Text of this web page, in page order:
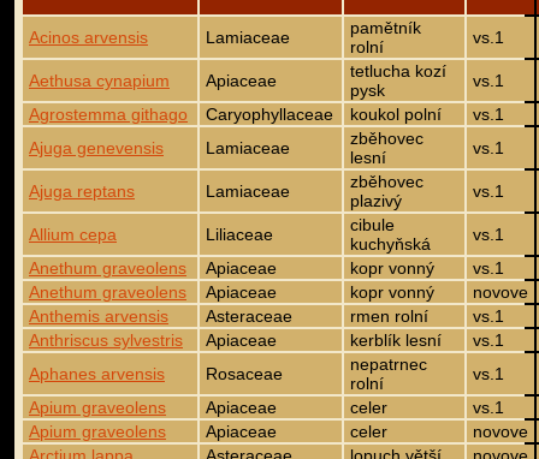
Acinos arvensis Lamiaceae
pamětník
rolní
vs.1
Aethusa cynapium Apiaceae
tetlucha kozí
pysk
vs.1
Agrostemma githago
Caryophyllaceae koukol polní
vs.1
Ajuga genevensis
Lamiaceae
zběhovec
lesní
vs.1
Ajuga reptans Lamiaceae
zběhovec
plazivý
vs.1
Allium cepa Liliaceae
cibule
kuchyňská
vs.1
Anethum graveolens
Apiaceae kopr vonný
vs.1
Anethum graveolens
Apiaceae kopr vonný
novove
Anthemis arvensis
Asteraceae rmen rolní
vs.1
Anthriscus sylvestris
Apiaceae kerblík lesní
vs.1
Aphanes arvensis
Rosaceae
nepatrnec
rolní
vs.1
Apium graveolens
Apiaceae celer
vs.1
Apium graveolens
Apiaceae celer
novove
Arctium lappa
Asteraceae lopuch větší
novove